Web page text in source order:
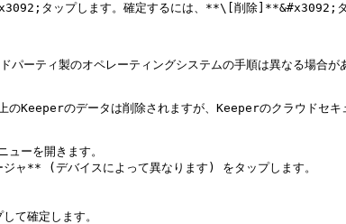
タップします。確定するには、**\[削除]**&#x3092;タ
パーティ製のオペレーティングシステムの手順は異なる場合が
のKeeperのデータは削除されますが、Keeperのクラウドセキ
ーを開きます。
ャ** (デバイスによって異なります) をタップします。
て確定します。